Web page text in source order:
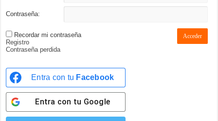
Contraseña:
Recordar mi contraseña Acceder
Registro
Contraseña perdida
Entra con tu Facebook
Entra con tu Google